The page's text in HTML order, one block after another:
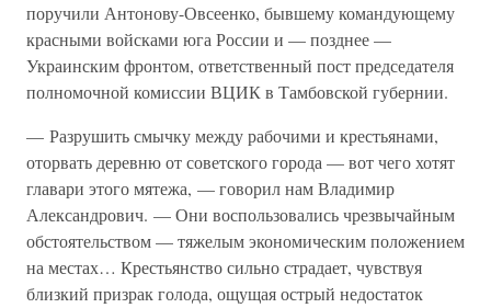
поручили Антонову-Овсеенко, бывшему командующему
красными войсками юга России и — позднее —
Украинским фронтом, ответственный пост председателя
полномочной комиссии ВЦИК в Тамбовской губернии.
— Разрушить смычку между рабочими и крестьянами,
оторвать деревню от советского города — вот чего хотят
главари этого мятежа, — говорил нам Владимир
Александрович. — Они воспользовались чрезвычайным
обстоятельством — тяжелым экономическим положением
на местах… Крестьянство сильно страдает, чувствуя
близкий призрак голода, ощущая острый недостаток